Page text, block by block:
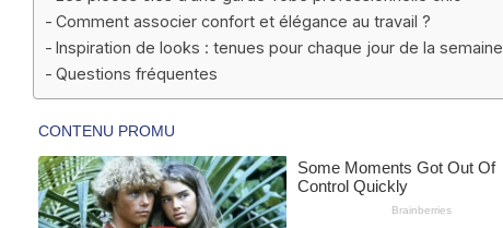
Comment associer confort et élégance au travail ?
Inspiration de looks : tenues pour chaque jour de la semaine
Questions fréquentes